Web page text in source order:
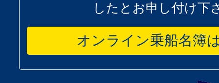
したとお申し付け下
オンライン乗船名簿